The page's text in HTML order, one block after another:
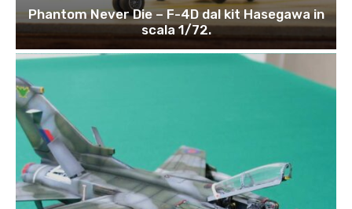
Phantom Never Die – F-4D dal kit Hasegawa in
scala 1/72.